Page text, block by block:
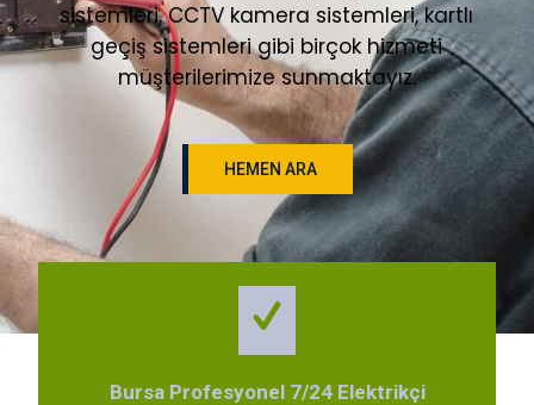
sistemleri, CCTV kamera sistemleri, kartlı
geçiş sistemleri gibi birçok hizmeti
müşterilerimize sunmaktayız.
HEMEN ARA
Bursa Profesyonel 7/24 Elektrikçi